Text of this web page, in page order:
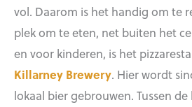
vol. Daarom is het handig om te
plek om te eten, net buiten het
en voor kinderen, is het
Killarney Brewery. Hier wordt
lokaal bier gebrouwen. Tussen